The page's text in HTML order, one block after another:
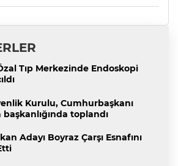
Tıp Merkezinde Endoskopi
Kurulu, Cumhurbaşkanı
başkanlığında toplandı
Adayı Boyraz Çarşı Esnafını